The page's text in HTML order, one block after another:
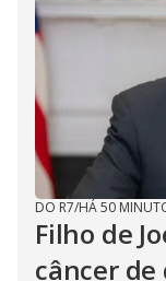
DO R7/HÁ 50
Filho de
câncer de